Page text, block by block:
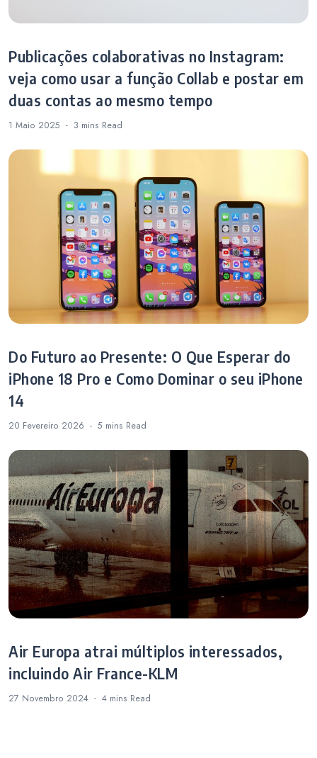
Publicações colaborativas no Instagram:
veja como usar a função Collab e postar em
duas contas ao mesmo tempo
1 Maio 2025 3 mins Read
Do Futuro ao Presente: O Que Esperar do
iPhone 18 Pro e Como Dominar o seu iPhone
14
20 Fevereiro 2026 5 mins Read
Air Europa atrai múltiplos interessados,
incluindo Air France-KLM
27 Novembro 2024 4 mins Read